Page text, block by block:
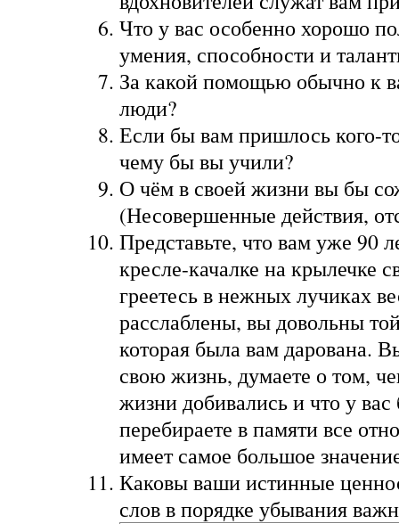
Что у вас особенно хорошо
умения, способности и
За какой помощью обычно к
люди?
Если бы вам пришлось кого-
чему бы вы учили?
О чём в своей жизни вы бы
(Несовершенные действия,
Представьте, что вам уже 90
кресле-качалке на крылечке
греетесь в нежных лучиках
расслаблены, вы довольны
которая была вам дарована.
свою жизнь, думаете о том,
жизни добивались и что у
перебираете в памяти все
имеет самое большое
Каковы ваши истинные
слов в порядке убывания